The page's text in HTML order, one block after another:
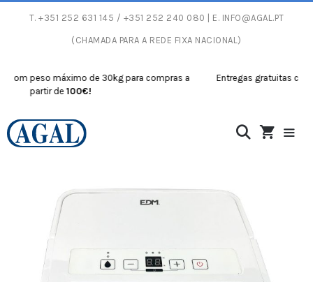
T. +351 252 631 145 / +351 252 240 080 | E. INFO@AGAL.PT
(CHAMADA PARA A REDE FIXA NACIONAL)
máximo de 30kg para compras a
partir de100€!
Entregas gratuitas com